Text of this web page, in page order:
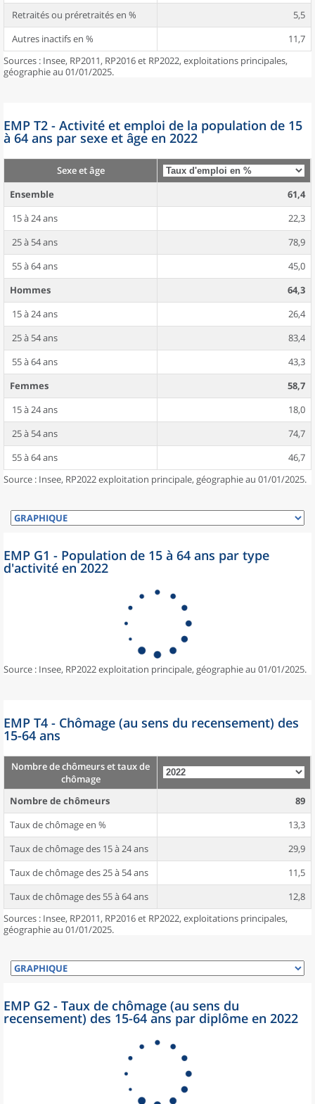
Retraités ou préretraités en %
5,5
Autres inactifs en %
11,7
Sources : Insee, RP2011, RP2016 et RP2022, exploitations principales,
géographie au 01/01/2025.
EMP T2 - Activité et emploi de la population de 15
à 64 ans par sexe et âge en 2022
Sexe et âge
Ensemble
61,4
15 à 24 ans
22,3
25 à 54 ans
78,9
55 à 64 ans
45,0
Hommes
64,3
15 à 24 ans
26,4
25 à 54 ans
83,4
55 à 64 ans
43,3
Femmes
58,7
15 à 24 ans
18,0
25 à 54 ans
74,7
55 à 64 ans
46,7
Source : Insee, RP2022 exploitation principale, géographie au 01/01/2025.
EMP G1 - Population de 15 à 64 ans par type
d'activité en 2022
Source : Insee, RP2022 exploitation principale, géographie au 01/01/2025.
EMP T4 - Chômage (au sens du recensement) des
15-64 ans
Nombre de chômeurs et taux de
chômage
Nombre de chômeurs
89
Taux de chômage en %
13,3
Taux de chômage des 15 à 24 ans
29,9
Taux de chômage des 25 à 54 ans
11,5
Taux de chômage des 55 à 64 ans
12,8
Sources : Insee, RP2011, RP2016 et RP2022, exploitations principales,
géographie au 01/01/2025.
EMP G2 - Taux de chômage (au sens du
recensement) des 15-64 ans par diplôme en 2022